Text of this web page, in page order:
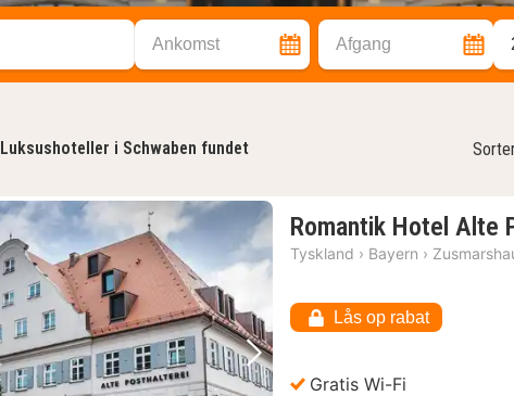
Ankomst Afgang
Luksushoteller i Schwaben fundet
Forrige billede Næste billede
Romantik Hotel Alte
Tyskland › Bayern ›
Lås op rabat
Gratis Wi-Fi